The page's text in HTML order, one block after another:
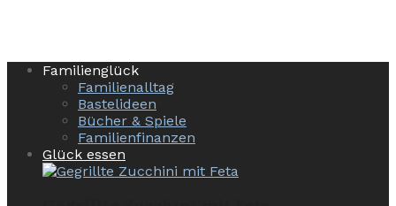
Familienglück
Familienalltag
Bastelideen
Bücher & Spiele
Familienfinanzen
Glück essen